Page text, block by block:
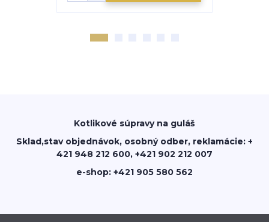
Kotlikové súpravy na guláš
Sklad,stav objednávok, osobný odber, reklamácie: +
421 948 212 600, +421 902 212 007
e-shop: +421 905 580 562